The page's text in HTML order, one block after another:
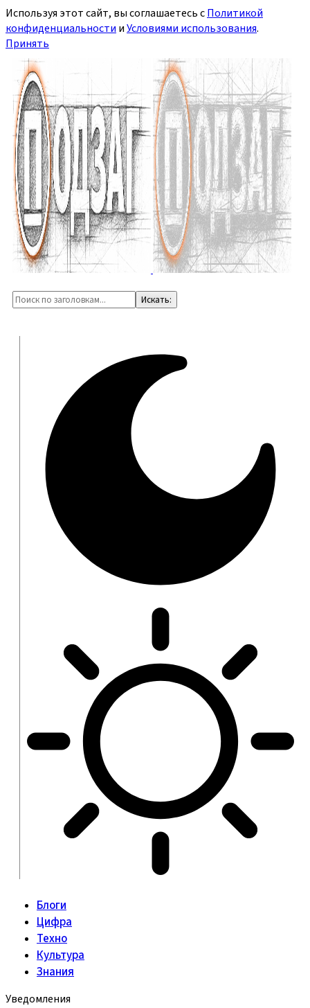
Используя этот сайт, вы соглашаетесь сПолитикой
конфиденциальности иУсловиями использования.
Принять
Блоги
Цифра
Техно
Культура
Знания
Уведомления